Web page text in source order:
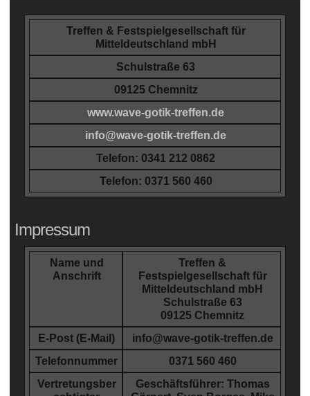
Treffen & Festspielgesellschaft für
Mitteldeutschland mbH
Schulstraße 63
09125 Chemnitz
www.wave-gotik-treffen.de
info@wave-gotik-treffen.de
Telefon: 0341 212 0862
Telefon: 0371 560 460
Impressum
Name und
Anschrift
Treffen &
Festspielgesellschaft für
Mitteldeutschland mbH
Schulstraße 63
09125 Chemnitz
E-Post (E-Mail)
info@wave-gotik-treffen.de
Telefonnummer
0371 560 460
Vertretungsber
Geschäftsführer: Thomas